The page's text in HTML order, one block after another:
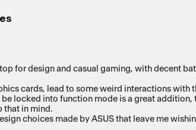
for design and casual gaming, with decent
locked into function mode is a great
that in mind.
choices made by ASUS that leave me